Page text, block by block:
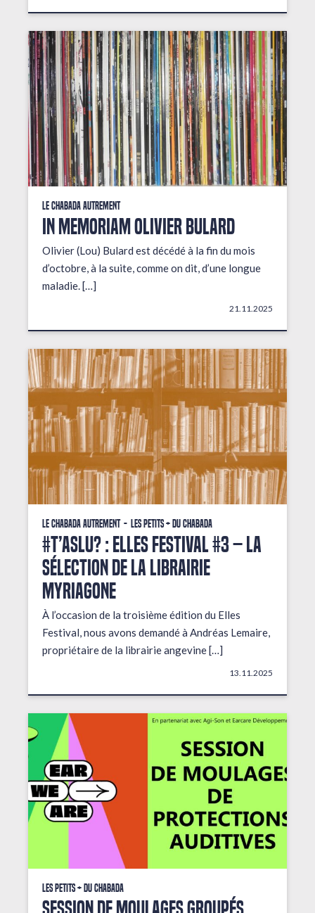
Le Chabada autrement
In Memoriam Olivier Bulard
Olivier (Lou) Bulard est décédé à la fin du mois
d’octobre, à la suite, comme on dit, d’une longue
maladie. […]
21.11.2025
Le Chabada autrement Les petits + du Chabada
#T’AsLu? : ELLES FESTIVAL #3 – La
sélection de la librairie
Myriagone
À l’occasion de la troisième édition du Elles
Festival, nous avons demandé à Andréas Lemaire,
propriétaire de la librairie angevine […]
13.11.2025
Les petits + du Chabada